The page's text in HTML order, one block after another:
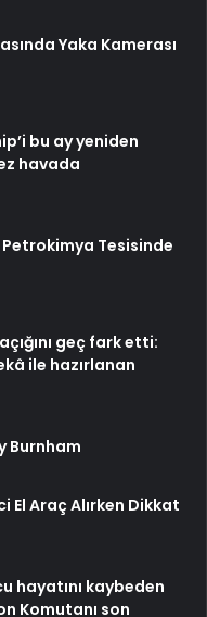
Yaka Kamerası
bu ay yeniden
havada
Tesisinde
geç fark etti:
ile hazırlanan
Burnham
El Araç Alırken Dikkat
hayatını kaybeden
Komutanı son